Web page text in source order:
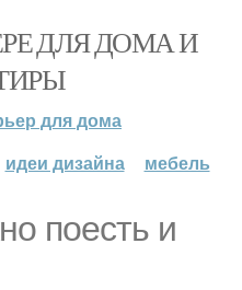
ДЛЯ ДОМА И
для дома
идеи дизайна мебель
поесть и